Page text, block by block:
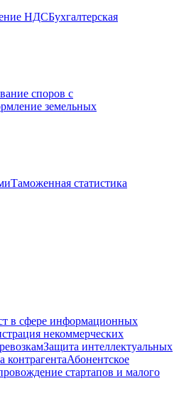
НДСБухгалтерская
споров с
земельных
Таможенная статистика
в сфере информационных
некоммерческих
Защита интеллектуальных
контрагентаАбонентское
стартапов и малого